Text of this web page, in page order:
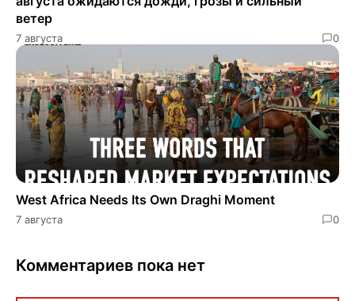
ветер
7 августа 0
West Africa Needs Its Own Draghi Moment
7 августа 0
Комментариев пока нет